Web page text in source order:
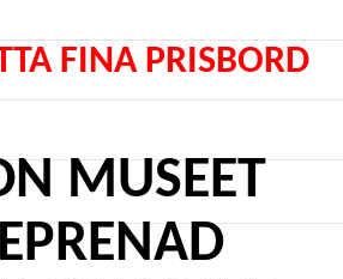
FINA PRISBORD
MUSEET